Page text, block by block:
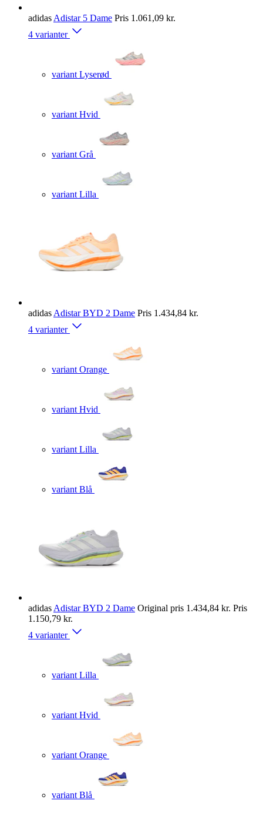
adidas Adistar 5 Dame Pris 1.061,09 kr.
4 varianter
variant Lyserød
variant Hvid
variant Grå
variant Lilla
adidas Adistar BYD 2 Dame Pris 1.434,84 kr.
4 varianter
variant Orange
variant Hvid
variant Lilla
variant Blå
adidas Adistar BYD 2 Dame Original pris 1.434,84 kr. Pris
1.150,79 kr.
4 varianter
variant Lilla
variant Hvid
variant Orange
variant Blå